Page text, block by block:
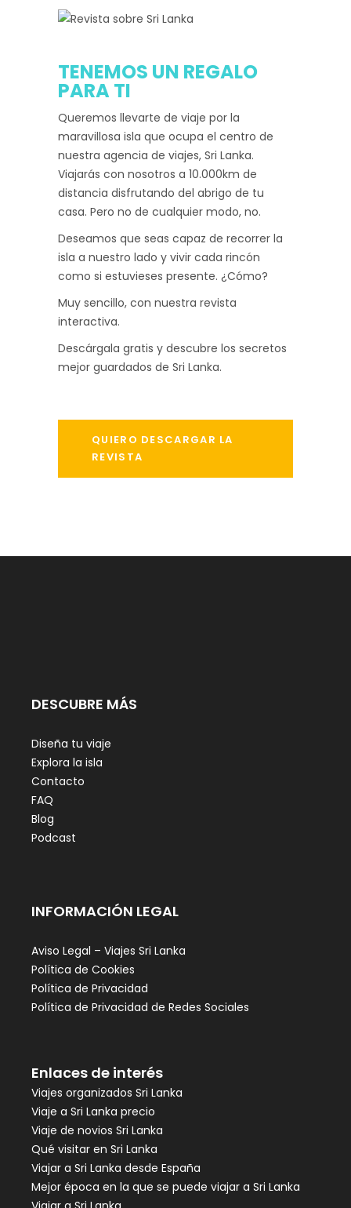
TENEMOS UN REGALO
PARA TI
Queremos llevarte de viaje por la
maravillosa isla que ocupa el centro de
nuestra agencia de viajes, Sri Lanka.
Viajarás con nosotros a 10.000km de
distancia disfrutando del abrigo de tu
casa. Pero no de cualquier modo, no.
Deseamos que seas capaz de recorrer la
isla a nuestro lado y vivir cada rincón
como si estuvieses presente. ¿Cómo?
Muy sencillo, con nuestra revista
interactiva.
Descárgala gratis y descubre los secretos
mejor guardados de Sri Lanka.
QUIERO DESCARGAR LA
REVISTA
DESCUBRE MÁS
Diseña tu viaje
Explora la isla
Contacto
FAQ
Blog
Podcast
INFORMACIÓN LEGAL
Aviso Legal – Viajes Sri Lanka
Política de Cookies
Política de Privacidad
Política de Privacidad de Redes Sociales
Enlaces de interés
Viajes organizados Sri Lanka
Viaje a Sri Lanka precio
Viaje de novios Sri Lanka
Qué visitar en Sri Lanka
Viajar a Sri Lanka desde España
Mejor época en la que se puede viajar a Sri Lanka